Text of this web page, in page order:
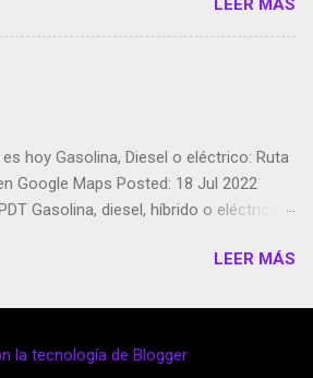
en Google Photos Llegando Partimos
Android El tamaño y su importancia...
hoy Gasolina, Diesel o eléctrico: Ruta
Google Maps Posted: 18 Jul 2022
Gasolina, diesel, híbrido o eléctrico:
es lo que hacen los
de Alphabet, la compañía matriz
y por el otro lado tenemos el
LEER MÁS
la tecnología de Blogger